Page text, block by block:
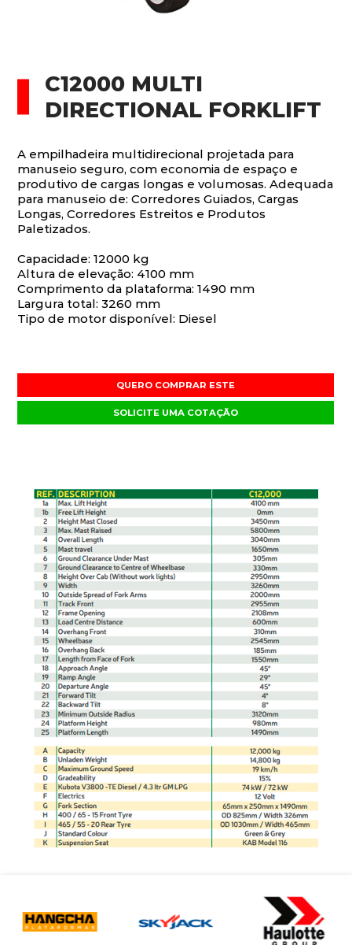
C12000 MULTI
DIRECTIONAL FORKLIFT
A empilhadeira multidirecional projetada para
manuseio seguro, com economia de espaço e
produtivo de cargas longas e volumosas. Adequada
para manuseio de: Corredores Guiados, Cargas
Longas, Corredores Estreitos e Produtos
Paletizados.
Capacidade: 12000 kg
Altura de elevação: 4100 mm
Comprimento da plataforma: 1490 mm
Largura total: 3260 mm
Tipo de motor disponível: Diesel
QUERO COMPRAR ESTE
SOLICITE UMA COTAÇÃO